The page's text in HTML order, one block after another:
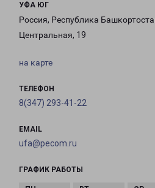
УФА ЮГ
Россия, Республика
Центральная, 19
на карте
ТЕЛЕФОН
8(347) 293-41-22
EMAIL
ufa@pecom.ru
ГРАФИК РАБОТЫ